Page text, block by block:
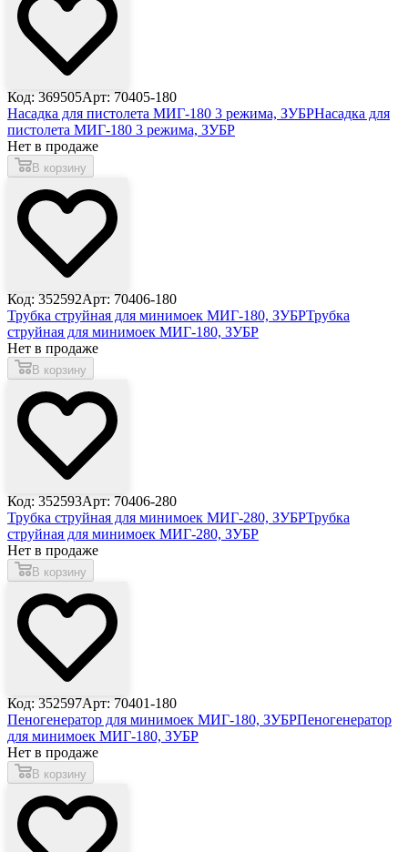
Код: 369505Арт: 70405-180
Насадка для пистолета МИГ-180 3 режима, ЗУБРНасадка для
пистолета МИГ-180 3 режима, ЗУБР
Нет в продаже
В корзину
Код: 352592Арт: 70406-180
Трубка струйная для минимоек МИГ-180, ЗУБРТрубка
струйная для минимоек МИГ-180, ЗУБР
Нет в продаже
В корзину
Код: 352593Арт: 70406-280
Трубка струйная для минимоек МИГ-280, ЗУБРТрубка
струйная для минимоек МИГ-280, ЗУБР
Нет в продаже
В корзину
Код: 352597Арт: 70401-180
Пеногенератор для минимоек МИГ-180, ЗУБРПеногенератор
для минимоек МИГ-180, ЗУБР
Нет в продаже
В корзину